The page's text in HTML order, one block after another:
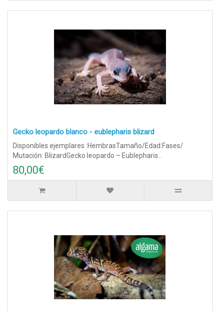
Gecko leopardo blanco - eublepharis blizard
Disponibles ejemplares :HembrasTamaño/Edad:Fases/
Mutación: BlizardGecko leopardo – Eublepharis..
80,00€